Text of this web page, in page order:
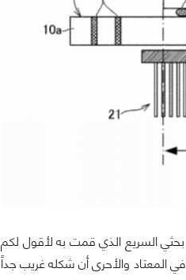
السريع الذي قمت به لأقول لكم
ما توصلت إليه وما فهمته ، أولاً عليكم أن تعلموا أن نظام التبريد ذاك مختلف كلياً عن ما تقوم به Sony في المعتاد والأحرى أن شكله غريب جداً